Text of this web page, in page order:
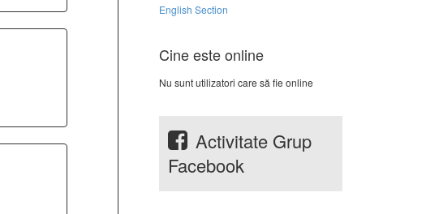
English Section
Cine este online
Nu sunt utilizatori care să fie online
Activitate Grup
Facebook